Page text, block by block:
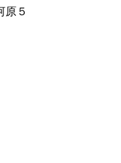
原５